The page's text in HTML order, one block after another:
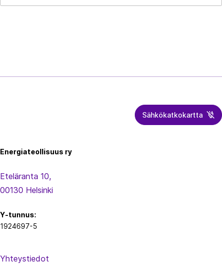
Sähkökatkokartta
Energiateollisuus ry
Eteläranta 10,
00130 Helsinki
Y-tunnus:
1924697-5
Yhteystiedot